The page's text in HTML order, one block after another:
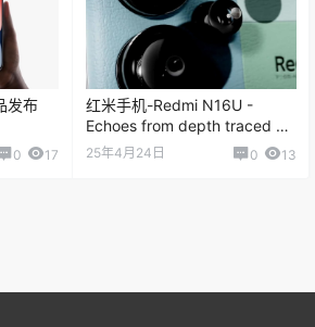
发布
0 17
红米手机-Redmi N16U -
Echoes from depth traced by
light
25年4月24日 0 13